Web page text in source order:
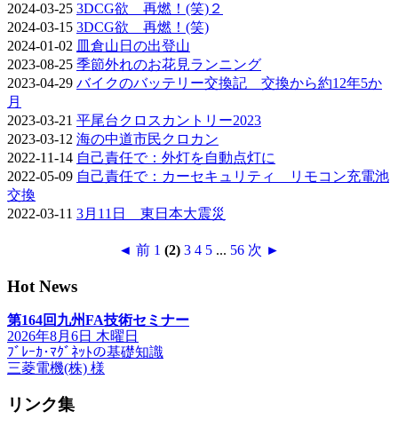
2024-03-25 3DCG欲 再燃！(笑)２
2024-03-15 3DCG欲 再燃！(笑)
2024-01-02 皿倉山日の出登山
2023-08-25 季節外れのお花見ランニング
2023-04-29 バイクのバッテリー交換記 交換から約12年5か
月
2023-03-21 平尾台クロスカントリー2023
2023-03-12 海の中道市民クロカン
2022-11-14 自己責任で：外灯を自動点灯に
2022-05-09 自己責任で：カーセキュリティ リモコン充電池
交換
2022-03-11 3月11日 東日本大震災
◄ 前 1 (2) 3 4 5 ... 56 次 ►
Hot News
第164回九州FA技術セミナー
2026年8月6日 木曜日
ﾌﾞﾚｰｶ･ﾏｸﾞﾈｯﾄの基礎知識
三菱電機(株) 様
リンク集